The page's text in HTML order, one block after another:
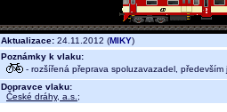
Aktualizace: 24.11.2012 (MIKY)
Poznámky k vlaku:
- rozšířená přeprava spoluzavazadel, především
Dopravce vlaku:
České dráhy, a.s. ;